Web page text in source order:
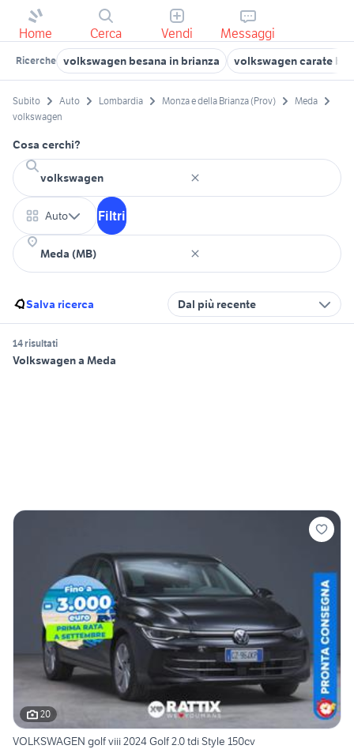
Home Cerca Vendi Messaggi
Ricerche volkswagen besana in brianza volkswagen carate
Subito Auto Lombardia Monza e della Brianza (Prov)
Meda
volkswagen
Cosa cerchi?
Auto Filtri
Salva ricerca Dal più recente
14 risultati
Volkswagen a Meda
20
VOLKSWAGEN golf viii 2024 Golf 2.0 tdi Style 150cv